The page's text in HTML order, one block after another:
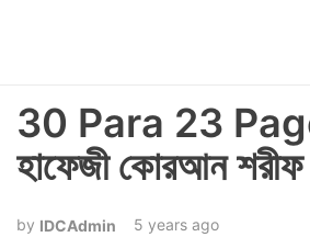
30 Para 23 Page
হাফেজী কোরআন শরীফ
IDCAdmin 5 years ago